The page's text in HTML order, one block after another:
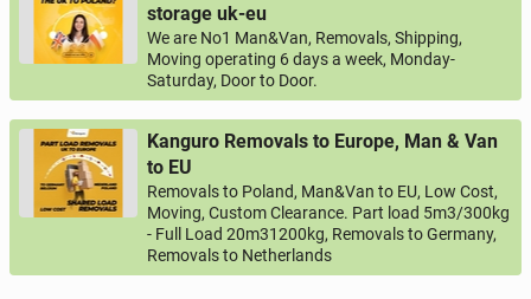
storage uk-eu
We are No1 Man&Van, Removals, Shipping,
Moving operating 6 days a week, Monday-
Saturday, Door to Door.
Kanguro Removals to Europe, Man & Van
to EU
Removals to Poland, Man&Van to EU, Low Cost,
Moving, Custom Clearance. Part load 5m3/300kg
- Full Load 20m31200kg, Removals to Germany,
Removals to Netherlands